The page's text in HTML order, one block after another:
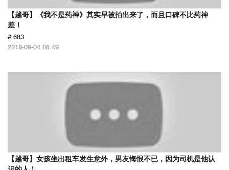
【越哥】《我不是药神》其实早被拍出来了，而且口碑不比药神
差！
# 683
2018-09-04 08:49
【越哥】女孩坐出租车发生意外，男友悔恨不已，因为司机是他认